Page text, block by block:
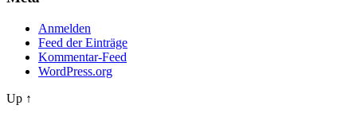
Anmelden
Feed der Einträge
Kommentar-Feed
WordPress.org
Up ↑